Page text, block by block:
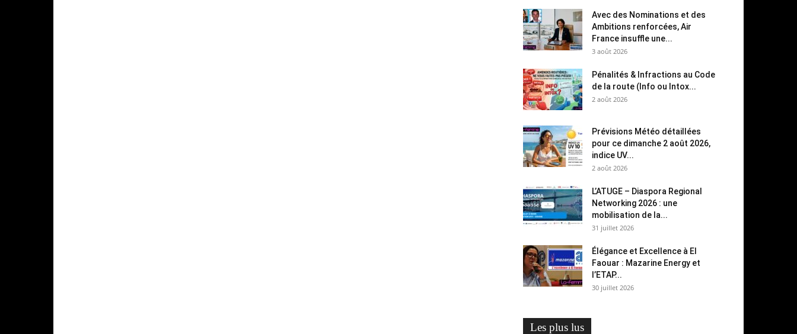
Avec des Nominations et des
Ambitions renforcées, Air
France insuffle une...
3 août 2026
Pénalités & Infractions au Code
de la route (Info ou Intox...
2 août 2026
Prévisions Météo détaillées
pour ce dimanche 2 août 2026,
indice UV...
2 août 2026
L’ATUGE – Diaspora Regional
Networking 2026 : une
mobilisation de la...
31 juillet 2026
Élégance et Excellence à El
Faouar : Mazarine Energy et
l’ETAP...
30 juillet 2026
Les plus lus